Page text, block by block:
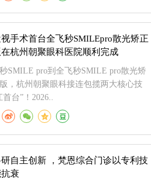
手术首台全飞秒SMILEpro散光矫正
杭州朝聚眼科医院顺利完成
SMILE pro到全飞秒SMILE pro散光矫
，杭州朝聚眼科接连包揽两大核心技
首台”！2026..
自主创新 ，梵恩综合门诊以专利技
衰